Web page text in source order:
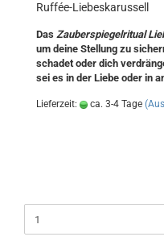
Ruffée-Liebeskarussell
Das Zauberspiegelritual
um deine Stellung zu
schadet oder dich
sei es in der Liebe oder in
Lieferzeit: ca. 3-4 Tage